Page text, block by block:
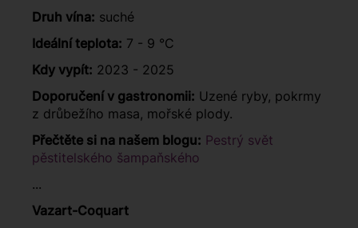
Druh vína: suché
Ideální teplota: 7 - 9 °C
Kdy vypít: 2023 - 2025
Doporučení v gastronomii: Uzené ryby, pokrmy
z drůbežího masa, mořské plody.
Přečtěte si na našem blogu: Pestrý svět
pěstitelského šampaňského
...
Vazart-Coquart